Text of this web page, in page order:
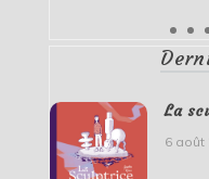
La
6 août